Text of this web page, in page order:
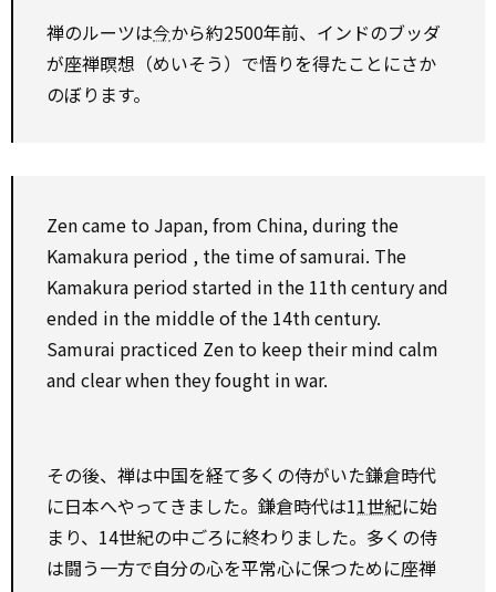
禅のルーツは今から約2500年前、インドのブッダ
が座禅瞑想（めいそう）で悟りを得たことにさか
のぼります。
Zen came to Japan, from China,during the
Kamakura period , the time of samurai. The
Kamakura period started in the 11th century and
ended in the middle of the 14th century.
Samurai practiced Zen to keep their mind calm
and clearwhen they fought in war.
その後、禅は中国を経て多くの侍がいた鎌倉時代
に日本へやってきました。鎌倉時代は11世紀に始
まり、14世紀の中ごろに終わりました。多くの侍
は闘う一方で自分の心を平常心に保つために座禅